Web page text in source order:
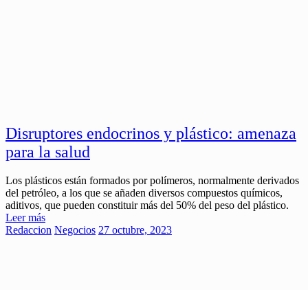
Disruptores endocrinos y plástico: amenaza
para la salud
Los plásticos están formados por polímeros, normalmente derivados
del petróleo, a los que se añaden diversos compuestos químicos,
aditivos, que pueden constituir más del 50% del peso del plástico.
Leer más
Redaccion Negocios 27 octubre, 2023